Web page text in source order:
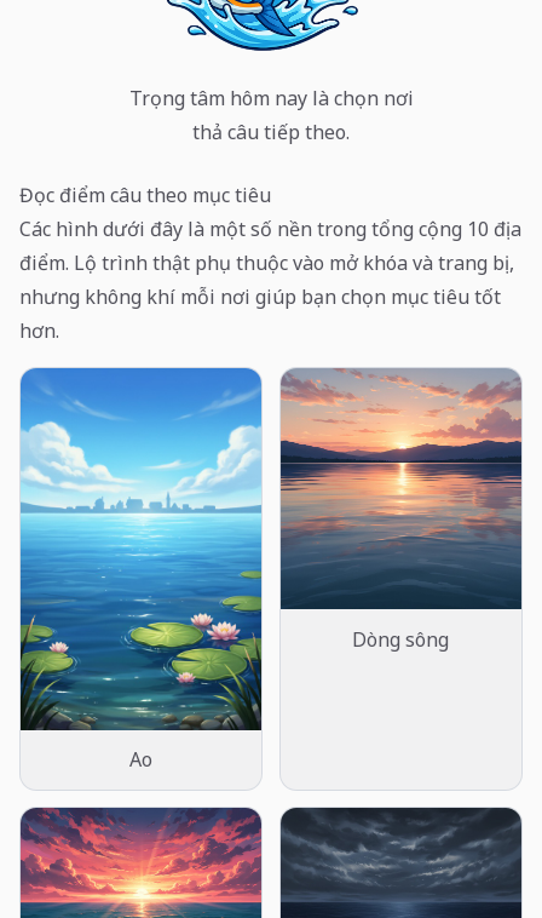
Trọng tâm hôm nay là chọn nơi
thả câu tiếp theo.
Đọc điểm câu theo mục tiêu
Các hình dưới đây là một số nền trong tổng cộng 10 địa
điểm. Lộ trình thật phụ thuộc vào mở khóa và trang bị,
nhưng không khí mỗi nơi giúp bạn chọn mục tiêu tốt
hơn.
Ao
Dòng sông